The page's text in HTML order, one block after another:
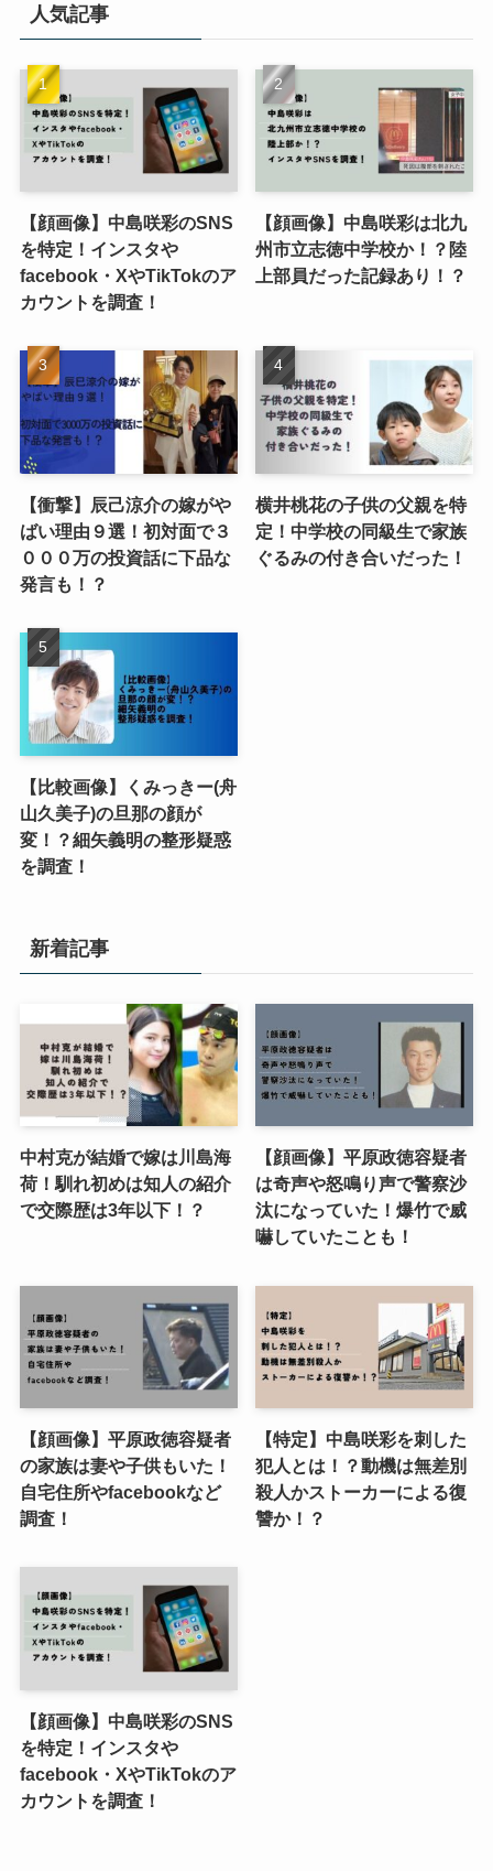
人気記事
【顔画像】中島咲彩のSNS
を特定！インスタや
facebook・XやTikTokのア
カウントを調査！
【顔画像】中島咲彩は北九
州市立志徳中学校か！？陸
上部員だった記録あり！？
【衝撃】辰己涼介の嫁がや
ばい理由９選！初対面で３
０００万の投資話に下品な
発言も！？
横井桃花の子供の父親を特
定！中学校の同級生で家族
ぐるみの付き合いだった！
【比較画像】くみっきー(舟
山久美子)の旦那の顔が
変！？細矢義明の整形疑惑
を調査！
新着記事
中村克が結婚で嫁は川島海
荷！馴れ初めは知人の紹介
で交際歴は3年以下！？
【顔画像】平原政徳容疑者
は奇声や怒鳴り声で警察沙
汰になっていた！爆竹で威
嚇していたことも！
【顔画像】平原政徳容疑者
の家族は妻や子供もいた！
自宅住所やfacebookなど
調査！
【特定】中島咲彩を刺した
犯人とは！？動機は無差別
殺人かストーカーによる復
讐か！？
【顔画像】中島咲彩のSNS
を特定！インスタや
facebook・XやTikTokのア
カウントを調査！